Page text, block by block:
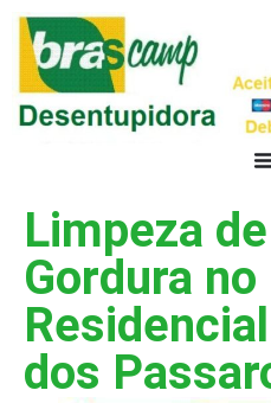
Limpeza
Gordura
dos